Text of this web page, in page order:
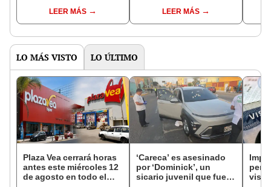
MirafloresLEER MÁS
atrapadasLEER MÁS
LO MÁS VISTO LO ÚLTIMO
Plaza Vea cerrará horas
antes este miércoles 12
de agosto en todo el
‘Careca’ es asesinado
por ‘Dominick’, un
sicario juvenil que fue